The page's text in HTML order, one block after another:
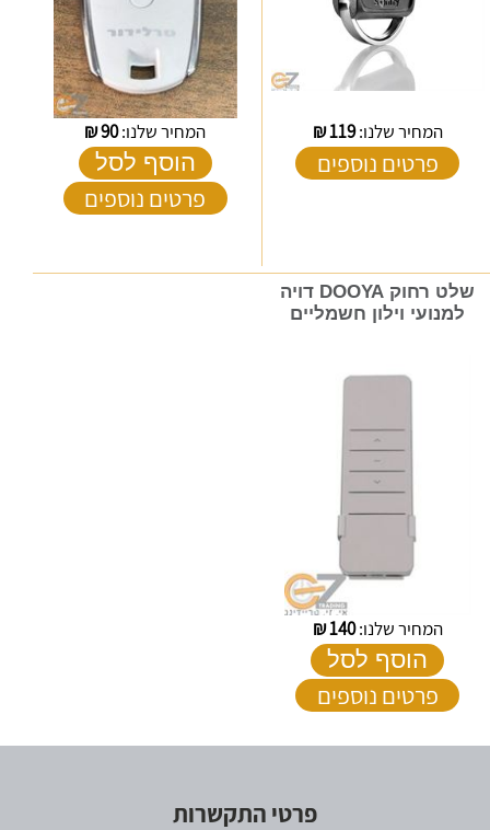
המחיר שלנו:119
₪
פרטים נוספים
המחיר שלנו:90
₪
הוסף לסל
פרטים נוספים
שלט רחוק DOOYA דויה
למנועי וילון חשמליים
המחיר שלנו:140
₪
הוסף לסל
פרטים נוספים
פרטי התקשרות